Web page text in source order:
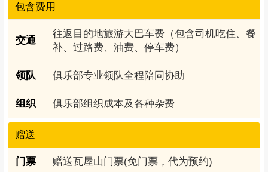
包含费用
交通
往返目的地旅游大巴车费（包含司机吃住、餐
补、过路费、油费、停车费）
领队 俱乐部专业领队全程陪同协助
组织 俱乐部组织成本及各种杂费
赠送
门票 赠送瓦屋山门票(免门票，代为预约)